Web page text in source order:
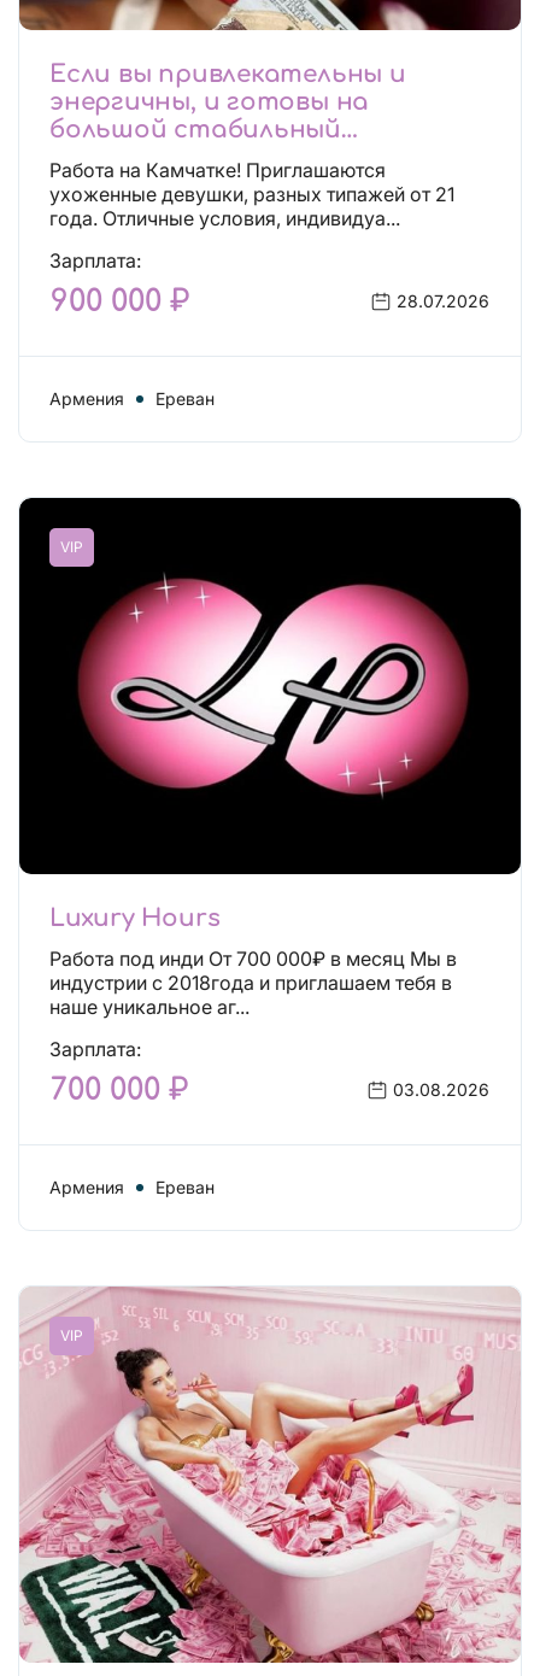
Если вы привлекательны и
энергичны, и готовы на
большой стабильный
заработок, тогда вы уже нашли,
что искали!
Работа на Камчатке! Приглашаются
ухоженные девушки, разных типажей от 21
года. Отличные условия, индивидуа...
Зарплата:
900 000 ₽ 28.07.2026
Армения Ереван
VIP
Luxury Hours
Работа под инди От 700 000₽ в месяц Мы в
индустрии с 2018года и приглашаем тебя в
наше уникальное аг...
Зарплата:
700 000 ₽ 03.08.2026
Армения Ереван
VIP